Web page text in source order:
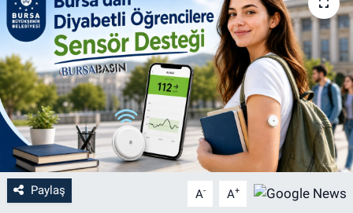
Paylaş A- A+
Gündem
Sağlık
Eğitim
Ekonomi
Dünya
Teknoloji
Haber Arşivi